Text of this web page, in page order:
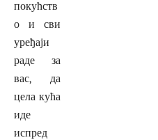
покућств
о и сви
уређаји
раде за
вас, да
цела кућа
иде
испред